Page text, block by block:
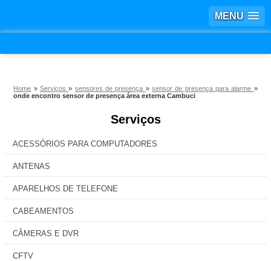
MENU
Home »Serviços» sensores de presença » sensor de presença para alarme »
onde encontro sensor de presença área externa Cambuci
Serviços
ACESSÓRIOS PARA COMPUTADORES
ANTENAS
APARELHOS DE TELEFONE
CABEAMENTOS
CÂMERAS E DVR
CFTV